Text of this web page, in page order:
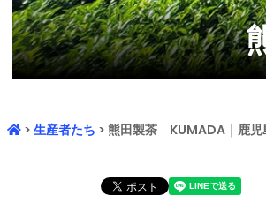
> 生産者たち > 熊田製茶 KUMADA｜鹿児